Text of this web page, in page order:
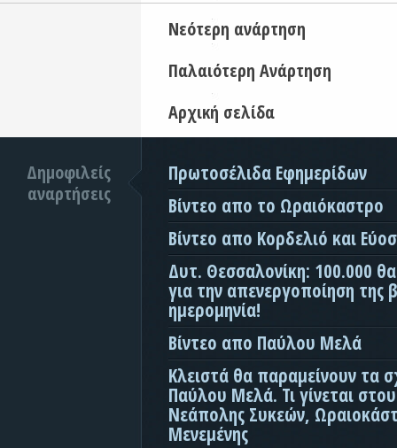
Νεότερη ανάρτηση
Παλαιότερη Ανάρτηση
Αρχική σελίδα
Δημοφιλείς
αναρτήσεις
Πρωτοσέλιδα Εφημερίδων
Βίντεο απο το Ωραιόκαστρο
Βίντεο απο Κορδελιό και
Δυτ. Θεσσαλονίκη: 100.000
για την απενεργοποίηση της
ημερομηνία!
Βίντεο απο Παύλου Μελά
Κλειστά θα παραμείνουν τα
Παύλου Μελά. Τι γίνεται
Νεάπολης Συκεών,
Μενεμένης